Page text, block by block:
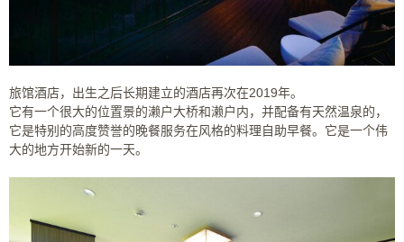
旅馆酒店，出生之后长期建立的酒店再次在2019年。
它有一个很大的位置景的濑户大桥和濑户内，并配备有天然温泉的，
它是特别的高度赞誉的晚餐服务在风格的料理自助早餐。它是一个伟
大的地方开始新的一天。